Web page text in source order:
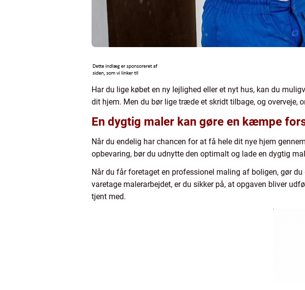
Har du lige købet en ny lejlighed eller et nyt hus, kan du
dit hjem. Men du bør lige træde et skridt tilbage, og overveje,
En dygtig maler kan gøre en kæmpe
Når du endelig har chancen for at få hele dit nye hjem
opbevaring, bør du udnytte den optimalt og lade en dygtig
Når du får foretaget en professionel maling af boligen, gør
varetage malerarbejdet, er du sikker på, at opgaven bliver
tjent med.